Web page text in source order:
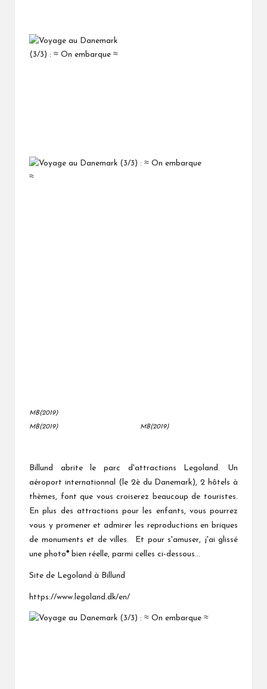
MB(2019)
MB(2019) MB(2019)
Billund abrite le parc d'attractions Legoland. Un
aéroport internationnal (le 2è du Danemark), 2 hôtels à
thèmes, font que vous croiserez beaucoup de touristes.
En plus des attractions pour les enfants, vous pourrez
vous y promener et admirer les reproductions en briques
de monuments et de villes. Et pour s'amuser, j'ai glissé
une photo* bien réelle, parmi celles ci-dessous…
Site de Legoland à Billund
https://www.legoland.dk/en/